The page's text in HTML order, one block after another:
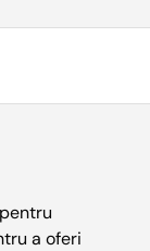
a oferi